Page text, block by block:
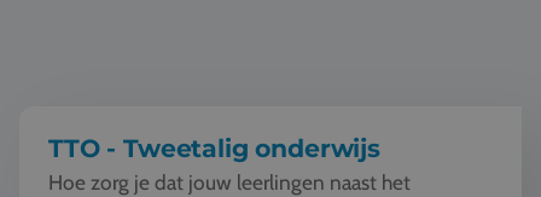
TTO - Tweetalig onderwijs
Hoe zorg je dat jouw leerlingen naast het